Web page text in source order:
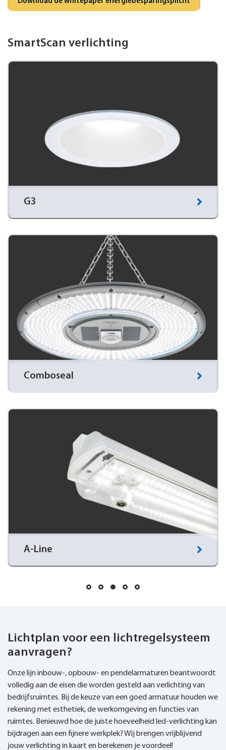
SmartScan verlichting
Hi-Style
Inlegpaneel voor een systeemplafond met led-
Thoroproof
Dit waterdichte, non-toxische, gemakkelijk reinigbare
Flexline
Supersnel te installeren verlichtingsarmatuur.
Lichtplan voor een lichtregelsysteem
aanvragen?
Onze lijn inbouw-, opbouw- en pendelarmaturen beantwoordt
volledig aan de eisen die worden gesteld aan verlichting van
bedrijfsruimtes. Bij de keuze van een goed armatuur houden we
rekening met esthetiek, de werkomgeving en functies van
ruimtes. Benieuwd hoe de juiste hoeveelheid led-verlichting kan
bijdragen aan een fijnere werkplek? Wij brengen vrijblijvend
jouw verlichting in kaart en berekenen je voordeel!